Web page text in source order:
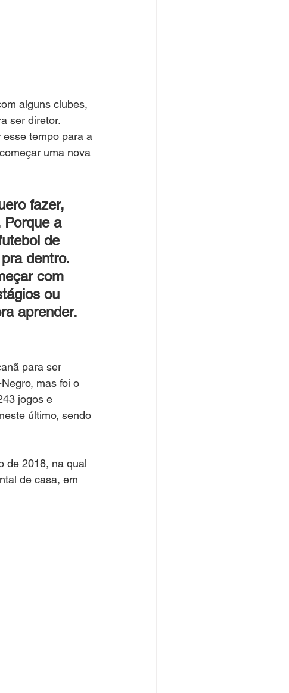
alguns clubes,
ser diretor.
tempo para a
uma nova
fazer,
Porque a
de
dentro.
com
ou
aprender.
para ser
mas foi o
jogos e
último, sendo
de 2018, na qual
de casa, em